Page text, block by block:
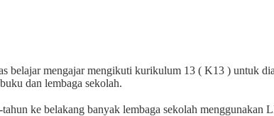
mengajar mengikuti kurikulum 13 ( K13 ) untuk
dan lembaga sekolah.
ke belakang banyak lembaga sekolah menggunakan